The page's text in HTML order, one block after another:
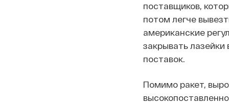
поставщиков,
потом легче
американские
закрывать лазейки
поставок.
Помимо ракет,